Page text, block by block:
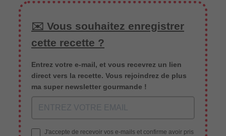
✉️ Vous souhaitez enregistrer
cette recette ?
Entrez votre e-mail, et vous recevrez un lien
direct vers la recette. Vous rejoindrez de plus
ma super newsletter gourmande !
J'accepte de recevoir vos e-mails et confirme avoir pris